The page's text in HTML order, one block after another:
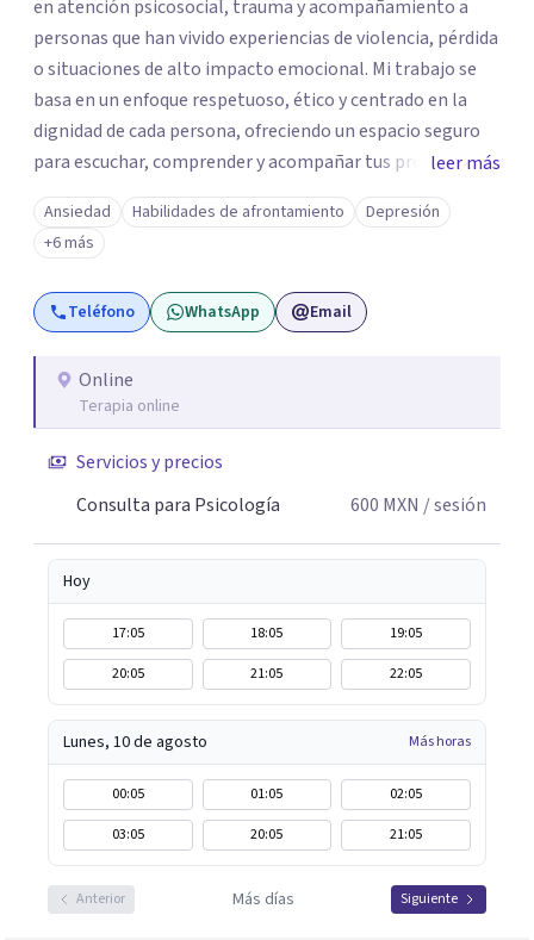
en atención psicosocial, trauma y acompañamiento a
personas que han vivido experiencias de violencia, pérdida
o situaciones de alto impacto emocional. Mi trabajo se
basa en un enfoque respetuoso, ético y centrado en la
dignidad de cada persona, ofreciendo un espacio seguro
para escuchar, comprender y acompañar tus procesos
emocionales a tu propio ritmo. Creo firmemente en la
importancia de construir juntos herramientas que
fortalezcan el bienestar, la autonomía y el sentido de
vida. Será un gusto acompañarte en este proceso. Quedo
atento para resolver cualquier duda y acordar una cita. Un
leer más
Ansiedad Habilidades de afrontamiento
Depresión
+6 más
Teléfono WhatsApp Email
Online
Terapia online
Servicios y precios
Consulta para Psicología
600 MXN / sesión
Hoy
17:05 18:05
19:05
20:05
21:05 22:05
Lunes, 10 de agosto Más horas
00:05 01:05
02:05
03:05
20:05 21:05
Anterior Más días Siguiente